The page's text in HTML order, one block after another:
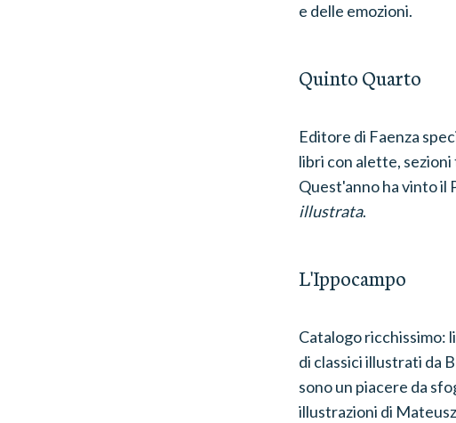
e delle emozioni.
Quinto Quarto
Editore di Faenza
libri con alette,
Quest'anno ha vinto il
illustrata.
L'Ippocampo
Catalogo ricchissimo:
di classici illustrati da
sono un piacere da
illustrazioni di